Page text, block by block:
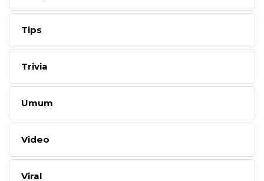
Tips
Trivia
Umum
Video
Viral